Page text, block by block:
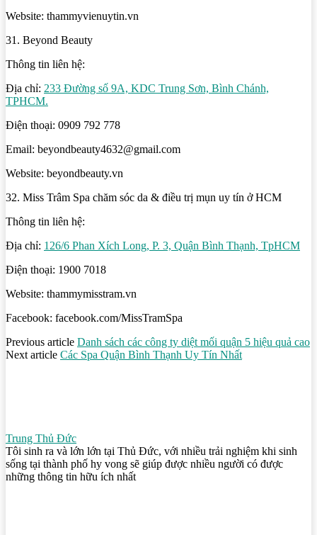
Website: thammyvienuytin.vn
31. Beyond Beauty
Thông tin liên hệ:
Địa chỉ: 233 Đường số 9A, KDC Trung Sơn, Bình Chánh,
TPHCM.
Điện thoại: 0909 792 778
Email: beyondbeauty4632@gmail.com
Website: beyondbeauty.vn
32. Miss Trâm Spa chăm sóc da & điều trị mụn uy tín ở HCM
Thông tin liên hệ:
Địa chỉ: 126/6 Phan Xích Long, P. 3, Quận Bình Thạnh, TpHCM
Điện thoại: 1900 7018
Website: thammymisstram.vn
Facebook: facebook.com/MissTramSpa
Previous article Danh sách các công ty diệt mối quận 5 hiệu quả cao
Next article Các Spa Quận Bình Thạnh Uy Tín Nhất
Trung Thủ Đức
Tôi sinh ra và lớn lớn tại Thủ Đức, với nhiều trải nghiệm khi sinh
sống tại thành phố hy vong sẽ giúp được nhiều người có được
những thông tin hữu ích nhất